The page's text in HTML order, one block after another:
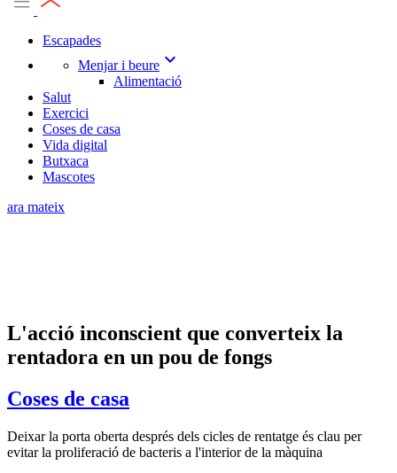
Escapades
Menjar i beure expand_more
Alimentació
Salut
Exercici
Coses de casa
Vida digital
Butxaca
Mascotes
ara mateix
L'acció inconscient que converteix la
rentadora en un pou de fongs
Coses de casa
Deixar la porta oberta després dels cicles de rentatge és clau per
evitar la proliferació de bacteris a l'interior de la màquina